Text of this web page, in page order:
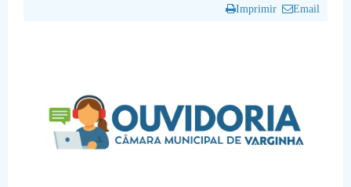
Imprimir Email